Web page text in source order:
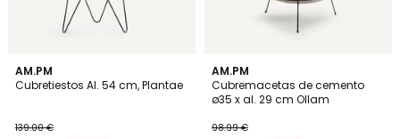
AM.PM
Cubretiestos Al. 54 cm, Plantae
139.00 €
4,6
/ 5
AM.PM
Cubremacetas de cemento
ø35 x al. 29 cm Ollam
98.99 €
4,7
/ 5